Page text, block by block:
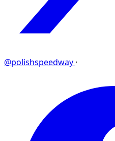
@polishspeedway ·